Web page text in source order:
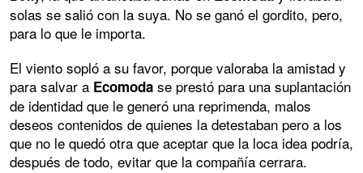
solas se salió con la suya. No se ganó el gordito, pero,
para lo que le importa.
El viento sopló a su favor, porque valoraba la amistad y
para salvar a Ecomoda se prestó para una suplantación
de identidad que le generó una reprimenda, malos
deseos contenidos de quienes la detestaban pero a los
que no le quedó otra que aceptar que la loca idea podría,
después de todo, evitar que la compañía cerrara.